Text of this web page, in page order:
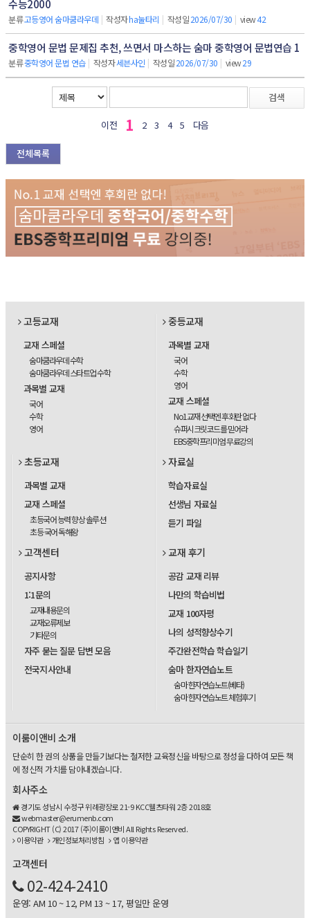
수능2000
분류고등영어 숨마쿰라우데 | 작성자ha눌타리 | 작성일2026/07/30 | view42
중학영어 문법 문제집 추천, 쓰면서 마스하는 숨마 중학영어 문법연습 1
분류중학영어 문법 연습 | 작성자세븐사인 | 작성일2026/07/30 | view29
검색
이전 1 2 3 4 5 다음
전체목록
고등교재
교재 스페셜
숨마쿰라우데 수학
숨마쿰라우데 스타트업 수학
과목별 교재
국어
수학
영어
중등교재
과목별 교재
국어
수학
영어
교재 스페셜
No1교재 선택엔 후회란 없다
슈퍼시크릿코드를 믿어라
EBS중학프리미엄 무료강의
초등교재
과목별 교재
교재 스페셜
초등국어 능력 향상 솔루션
초등 국어 독해왕
자료실
학습자료실
선생님 자료실
듣기 파일
고객센터
공지사항
1:1문의
교재내용문의
교재오류제보
기타문의
자주 묻는 질문 답변 모음
전국지사안내
교재 후기
공감 교재 리뷰
나만의 학습비법
교재 100자평
나의 성적향상수기
주간완전학습 학습일기
숨마 한자연습노트
숨마 한자연습노트(베타)
숨마 한자연습노트 체험후기
이룸이앤비 소개
단순히 한 권의 상품을 만들기보다는 철저한 교육정신을 바탕으로 정성을 다하여 모든 책
에 정신적 가치를 담아내겠습니다.
회사주소
경기도 성남시 수정구 위례광장로 21-9 KCC웰츠타워 2층 2018호
webmaster@erumenb.com
COPYRIGHT (C) 2017 (주)이룸이앤비 All Rights Reserved.
이용약관
개인정보처리방침 앱 이용약관
고객센터
02-424-2410
운영: AM 10 ~ 12, PM 13 ~ 17, 평일만 운영